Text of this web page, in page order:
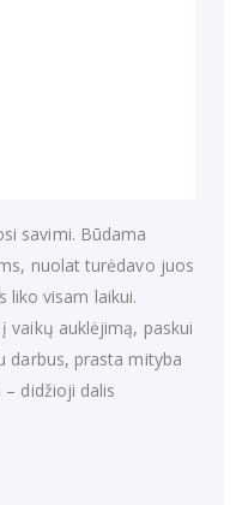
savimi. Būdama
nuolat turėdavo juos
liko visam laikui.
vaikų auklėjimą, paskui
darbus, prasta mityba
– didžioji dalis